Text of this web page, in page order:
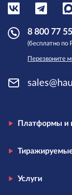
8 800 77
(бесплатно по
Перезвоните
Платформы и
Услуги